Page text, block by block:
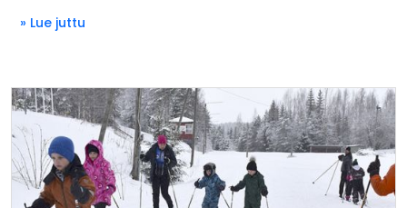
» Lue juttu